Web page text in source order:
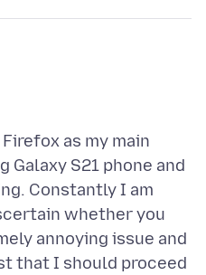
as my main
Galaxy S21 phone and
Constantly I am
whether you
annoying issue and
that I should proceed